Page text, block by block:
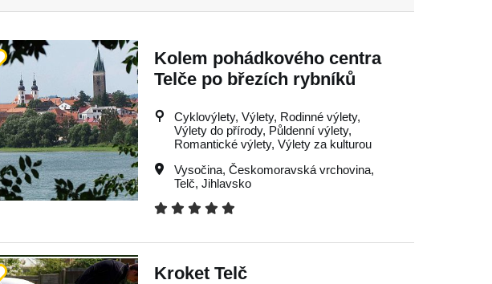
Kolem pohádkového centra
Telče po březích rybníků
Cyklovýlety, Výlety, Rodinné výlety,
Výlety do přírody, Půldenní výlety,
Romantické výlety, Výlety za kulturou
Vysočina, Českomoravská vrchovina,
Telč, Jihlavsko
Kroket Telč